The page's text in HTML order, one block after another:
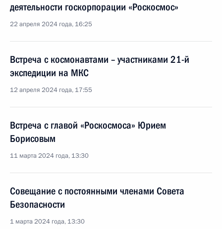
деятельности госкорпорации «Роскосмос»
22 апреля 2024 года, 16:25
Встреча с космонавтами – участниками 21-й
экспедиции на МКС
12 апреля 2024 года, 17:55
Встреча с главой «Роскосмоса» Юрием
Борисовым
11 марта 2024 года, 13:30
Совещание с постоянными членами Совета
Безопасности
1 марта 2024 года, 13:30